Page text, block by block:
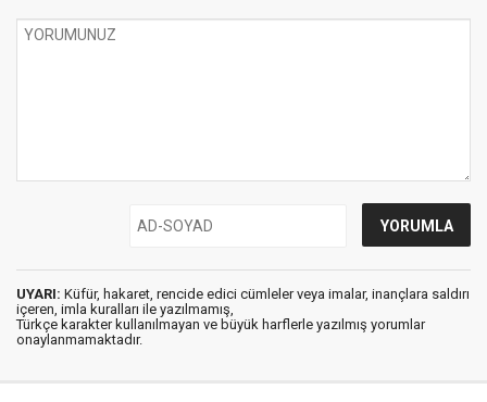
UYARI: Küfür, hakaret, rencide edici cümleler veya imalar, inançlara saldırı
içeren, imla kuralları ile yazılmamış,
Türkçe karakter kullanılmayan ve büyük harflerle yazılmış yorumlar
onaylanmamaktadır.